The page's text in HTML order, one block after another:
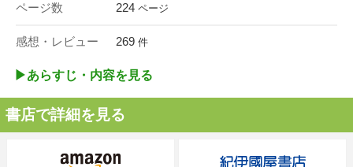
ページ数 224 ページ
感想・レビュー 269 件
▶︎あらすじ・内容を見る
書店で詳細を見る